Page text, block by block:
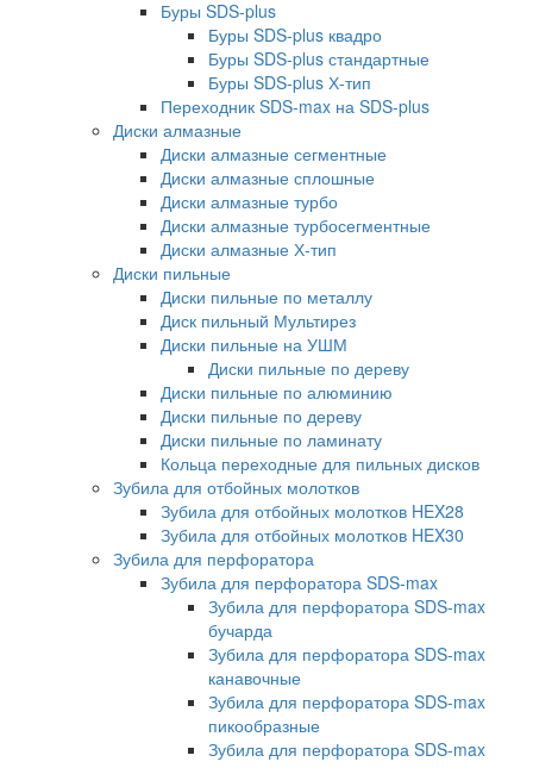
Буры SDS-plus
Буры SDS-plus квадро
Буры SDS-plus стандартные
Буры SDS-plus Х-тип
Переходник SDS-max на SDS-plus
Диски алмазные
Диски алмазные сегментные
Диски алмазные сплошные
Диски алмазные турбо
Диски алмазные турбосегментные
Диски алмазные Х-тип
Диски пильные
Диски пильные по металлу
Диск пильный Мультирез
Диски пильные на УШМ
Диски пильные по дереву
Диски пильные по алюминию
Диски пильные по дереву
Диски пильные по ламинату
Кольца переходные для пильных дисков
Зубила для отбойных молотков
Зубила для отбойных молотков HEX28
Зубила для отбойных молотков HEX30
Зубила для перфоратора
Зубила для перфоратора SDS-max
Зубила для перфоратора SDS-max
бучарда
Зубила для перфоратора SDS-max
канавочные
Зубила для перфоратора SDS-max
пикообразные
Зубила для перфоратора SDS-max